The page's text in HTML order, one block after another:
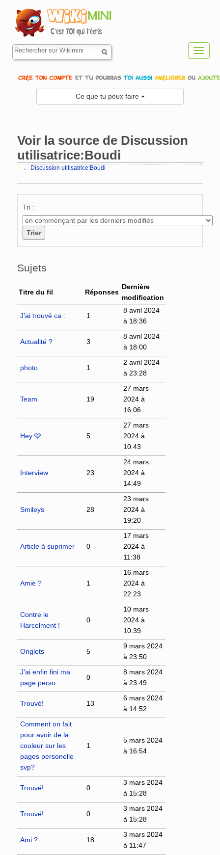
Ce que tu peux faire
Voir la source de Discussion
utilisatrice:Boudi
← Discussion utilisatrice:Boudi
Tri :
Sujets
Titre du fil Réponses
Dernière
modification
J'ai trouvé ca : 1
8 avril 2024
à 18:36
Actualité ? 3
8 avril 2024
à 18:00
photo 1
2 avril 2024
à 23:28
Team 19
27 mars
2024 à
16:06
Hey 🩷 5
27 mars
2024 à
10:43
Interview 23
24 mars
2024 à
14:49
Smileys 28
23 mars
2024 à
19:20
Article à suprimer 0
17 mars
2024 à
11:38
Amie ? 1
16 mars
2024 à
22:23
Contre le
Harcelment !
0
10 mars
2024 à
10:39
Onglets 5
9 mars 2024
à 23:50
J'ai enfin fini ma
page perso
0
8 mars 2024
à 23:49
Trouvé! 13
6 mars 2024
à 14:52
Comment on fait
pour avoir de la
couleur sur les
pages personelle
svp?
1
5 mars 2024
à 16:54
Trouvé! 0
3 mars 2024
à 15:28
Trouvé! 0
3 mars 2024
à 15:28
Ami ? 18
3 mars 2024
à 11:47